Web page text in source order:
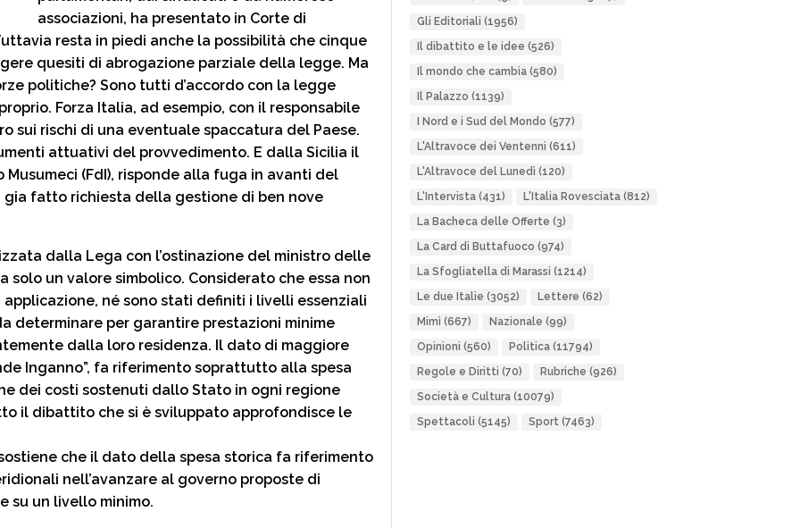
associazioni, ha presentato in Corte di
resta in piedi anche la possibilità che cinque
quesiti di abrogazione parziale della legge. Ma
politiche? Sono tutti d’accordo con la legge
Forza Italia, ad esempio, con il responsabile
sui rischi di una eventuale spaccatura del Paese.
attuativi del provvedimento. E dalla Sicilia il
(FdI), risponde alla fuga in avanti del
gia fatto richiesta della gestione di ben nove
dalla Lega con l’ostinazione del ministro delle
solo un valore simbolico. Considerato che essa non
né sono stati definiti i livelli essenziali
determinare per garantire prestazioni minime
dalla loro residenza. Il dato di maggiore
Inganno”, fa riferimento soprattutto alla spesa
dei costi sostenuti dallo Stato in ogni regione
il dibattito che si è sviluppato approfondisce le
che il dato della spesa storica fa riferimento
nell’avanzare al governo proposte di
su un livello minimo.
Gli Editoriali (1956)
Il dibattito e le idee (526)
Il mondo che cambia(580)
Il Palazzo (1139)
I Nord e i Sud del Mondo (577)
L'Altravoce dei Ventenni (611)
L'Altravoce del Lunedì (120)
L'Intervista(431) L'Italia Rovesciata(812)
La Bacheca delle Offerte (3)
La Card di Buttafuoco (974)
La Sfogliatella di Marassi (1214)
Le due Italie (3052) Lettere (62)
Mimì (667) Nazionale (99)
Opinioni (560) Politica(11794)
Regole e Diritti (70) Rubriche (926)
Società e Cultura(10079)
Spettacoli (5145) Sport(7463)